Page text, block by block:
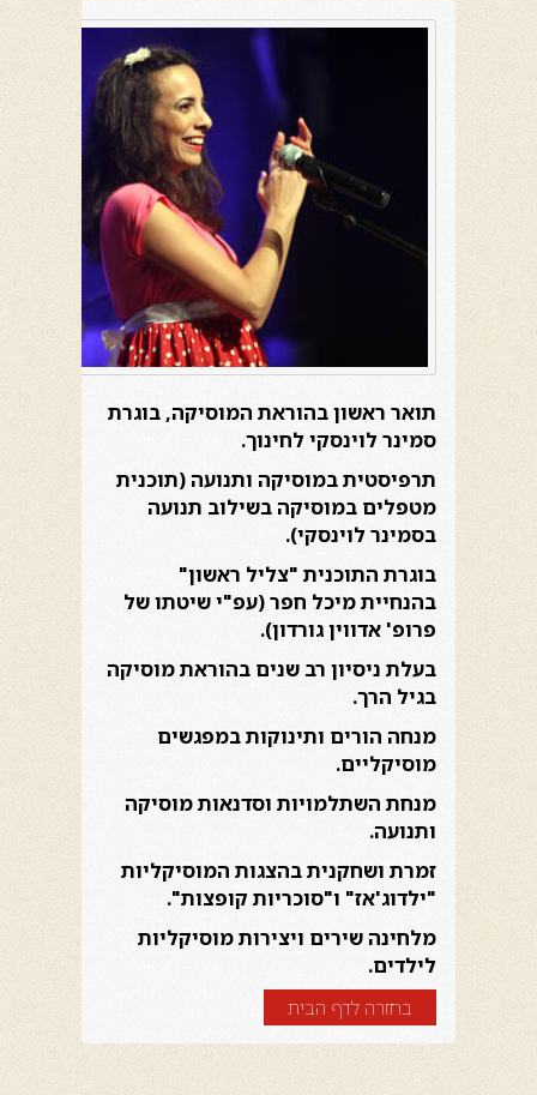
תואר ראשון בהוראת המוסיקה, בוגרת
סמינר לוינסקי לחינוך.
תרפיסטית במוסיקה ותנועה (תוכנית
מטפלים במוסיקה בשילוב תנועה
בסמינר לוינסקי).
בוגרת התוכנית "צליל ראשון"
בהנחיית מיכל חפר (עפ"י שיטתו של
פרופ' אדווין גורדון).
בעלת ניסיון רב שנים בהוראת מוסיקה
בגיל הרך.
מנחה הורים ותינוקות במפגשים
מוסיקליים.
מנחת השתלמויות וסדנאות מוסיקה
ותנועה.
זמרת ושחקנית בהצגות המוסיקליות
"ילדוג'אז" ו"סוכריות קופצות".
מלחינה שירים ויצירות מוסיקליות
לילדים.
בחזרה לדף הבית